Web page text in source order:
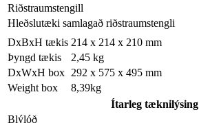
Riðstraumstengill
Hleðslutæki samlagað riðstraumstengli
DxBxH tækis 214 x 214 x 210 mm
Þyngd tækis
2,45 kg
DxWxH box 292 x 575 x 495 mm
Weight box
8,39kg
Ítarleg tæknilýsing
Blýlóð